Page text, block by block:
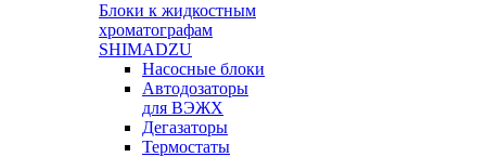
Блоки к жидкостным
хроматографам
SHIMADZU
Насосные блоки
Автодозаторы
для ВЭЖХ
Дегазаторы
Термостаты